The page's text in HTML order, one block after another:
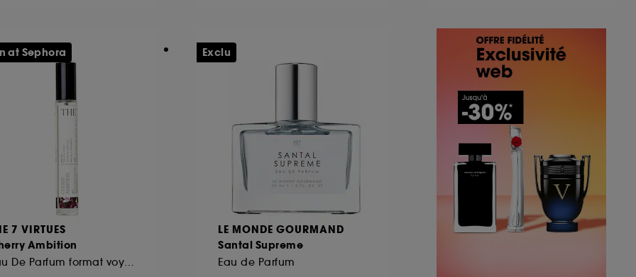
7 VIRTUES
Ambition
at Sephora
LE MONDE GOURMAND
Santal Supreme
Eau de Parfum
Exclu